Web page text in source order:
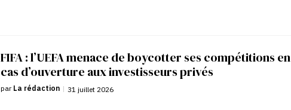
FIFA : l’UEFA menace de boycotter ses compétitions en
cas d’ouverture aux investisseurs privés
par La rédaction | 31 juillet 2026